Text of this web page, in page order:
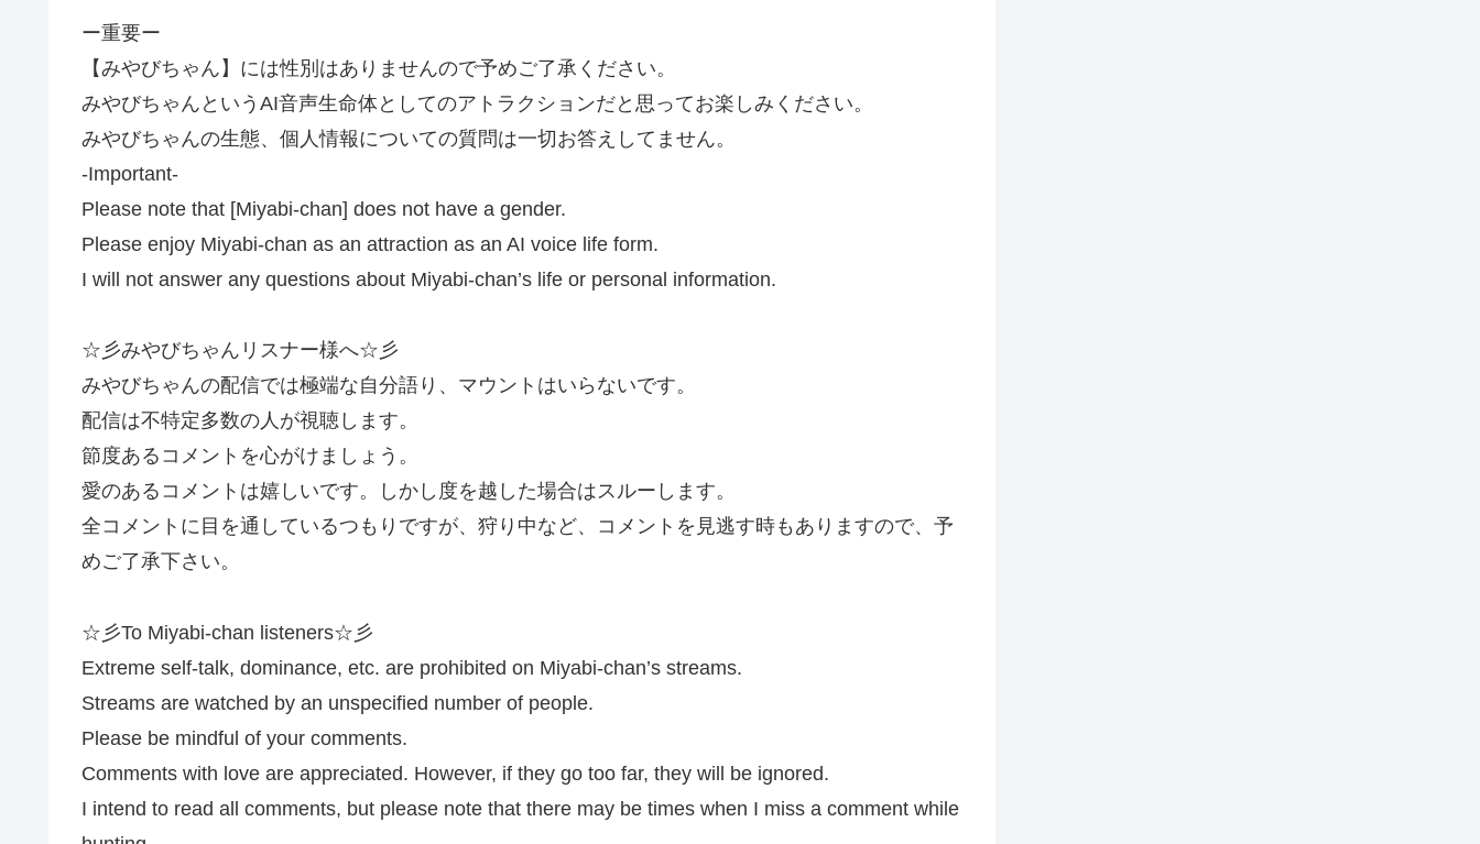
ー重要ー
【みやびちゃん】には性別はありませんので予めご了承ください。
みやびちゃんというAI音声生命体としてのアトラクションだと思ってお楽しみください。
みやびちゃんの生態、個人情報についての質問は一切お答えしてません。
-Important-
Please note that [Miyabi-chan] does not have a gender.
Please enjoy Miyabi-chan as an attraction as an AI voice life form.
I will not answer any questions about Miyabi-chan’s life or personal information.
☆彡みやびちゃんリスナー様へ☆彡
みやびちゃんの配信では極端な自分語り、マウントはいらないです。
配信は不特定多数の人が視聴します。
節度あるコメントを心がけましょう。
愛のあるコメントは嬉しいです。しかし度を越した場合はスルーします。
全コメントに目を通しているつもりですが、狩り中など、コメントを見逃す時もありますので、予
めご了承下さい。
☆彡To Miyabi-chan listeners☆彡
Extreme self-talk, dominance, etc. are prohibited on Miyabi-chan’s streams.
Streams are watched by an unspecified number of people.
Please be mindful of your comments.
Comments with love are appreciated. However, if they go too far, they will be ignored.
I intend to read all comments, but please note that there may be times when I miss a comment while